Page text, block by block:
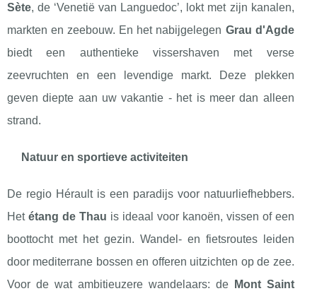
Sète, de ‘Venetië van Languedoc’, lokt met zijn kanalen,
markten en zeebouw. En het nabijgelegen Grau d'Agde
biedt een authentieke vissershaven met verse
zeevruchten en een levendige markt. Deze plekken
geven diepte aan uw vakantie - het is meer dan alleen
strand.
Natuur en sportieve activiteiten
De regio Hérault is een paradijs voor natuurliefhebbers.
Het étang de Thau is ideaal voor kanoën, vissen of een
boottocht met het gezin. Wandel- en fietsroutes leiden
door mediterrane bossen en offeren uitzichten op de zee.
Voor de wat ambitieuzere wandelaars: de
Mont Saint